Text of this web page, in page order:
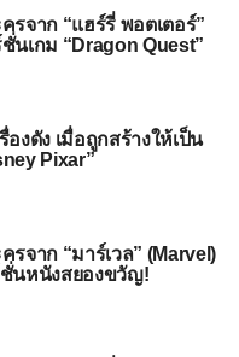
รจาก “แฮร์รี่ พอตเตอร์”
นเกม “Dragon Quest”
งดัง เมื่อถูกสร้างให้เป็น
Pixar”
จาก “มาร์เวล” (Marvel)
ชั่นหนังสยองขวัญ!